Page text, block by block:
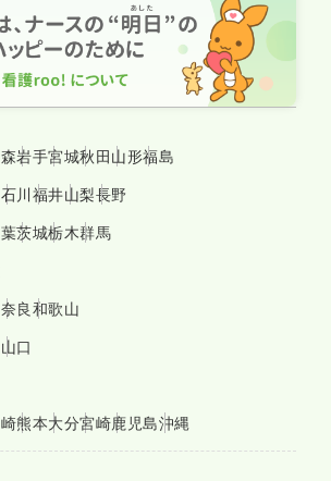
岩手宮城秋田山形福島
石川福井山梨長野
茨城栃木群馬
奈良和歌山
山口
熊本大分宮崎鹿児島沖縄